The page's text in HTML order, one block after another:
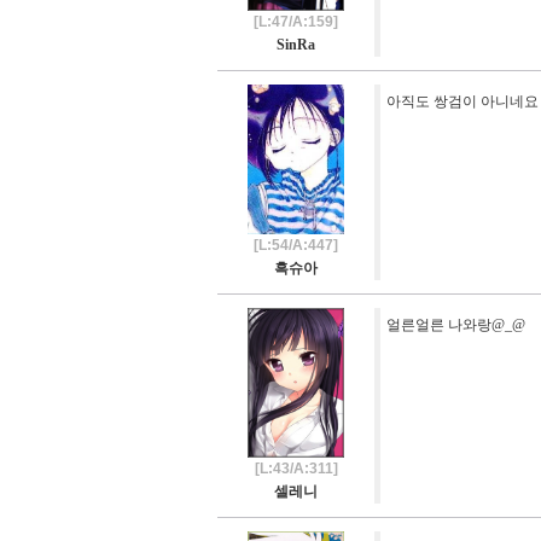
[L:47/A:159]
SinRa
[L:54/A:447]
흑슈아
아직도 쌍검이 아니네
[L:43/A:311]
셀레니
얼른얼른 나와랑@_@